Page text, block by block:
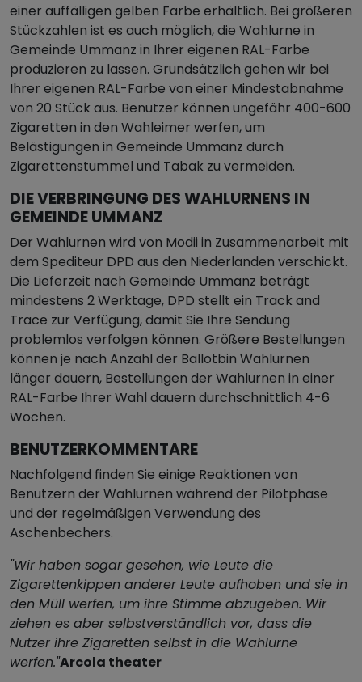
einer auffälligen gelben Farbe erhältlich. Bei größeren
Stückzahlen ist es auch möglich, die Wahlurne in
Gemeinde Ummanz in Ihrer eigenen RAL-Farbe
produzieren zu lassen. Grundsätzlich gehen wir bei
Ihrer eigenen RAL-Farbe von einer Mindestabnahme
von 20 Stück aus. Benutzer können ungefähr 400-600
Zigaretten in den Wahleimer werfen, um
Belästigungen in Gemeinde Ummanz durch
Zigarettenstummel und Tabak zu vermeiden.
DIE VERBRINGUNG DES WAHLURNENS IN
GEMEINDE UMMANZ
Der Wahlurnen wird von Modii in Zusammenarbeit mit
dem Spediteur DPD aus den Niederlanden verschickt.
Die Lieferzeit nach Gemeinde Ummanz beträgt
mindestens 2 Werktage, DPD stellt ein Track and
Trace zur Verfügung, damit Sie Ihre Sendung
problemlos verfolgen können. Größere Bestellungen
können je nach Anzahl der Ballotbin Wahlurnen
länger dauern, Bestellungen der Wahlurnen in einer
RAL-Farbe Ihrer Wahl dauern durchschnittlich 4-6
Wochen.
BENUTZERKOMMENTARE
Nachfolgend finden Sie einige Reaktionen von
Benutzern der Wahlurnen während der Pilotphase
und der regelmäßigen Verwendung des
Aschenbechers.
"Wir haben sogar gesehen, wie Leute die
Zigarettenkippen anderer Leute aufhoben und sie in
den Müll werfen, um ihre Stimme abzugeben. Wir
ziehen es aber selbstverständlich vor, dass die
Nutzer ihre Zigaretten selbst in die Wahlurne
werfen."Arcola theater